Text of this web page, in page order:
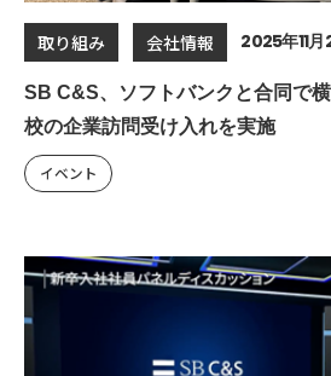
取り組み 会社情報 2025年11月
SB C&S、ソフトバンクと合同で
校の企業訪問受け入れを実施
イベント